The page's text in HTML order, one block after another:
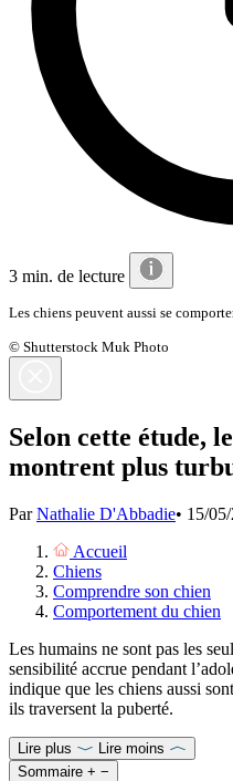
3 min. de lecture
Les chiens peuvent aussi se
© Shutterstock Muk Photo
Selon cette étude,
montrent plus
ParNathalie D'Abbadie• 15/
Accueil
Chiens
Comprendre son chien
Comportement du chien
Les humains ne sont pas les
sensibilité accrue pendant
indique que les chiens aussi
ils traversent la puberté.
Lire plus
Lire moins
Sommaire + −